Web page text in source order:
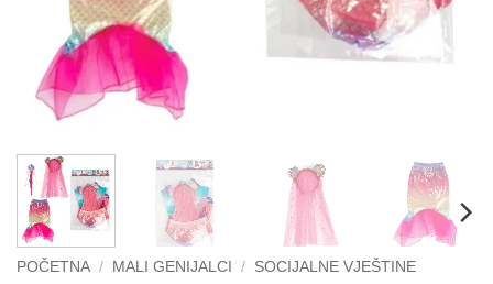
POČETNA / MALI GENIJALCI / SOCIJALNE VJEŠTINE